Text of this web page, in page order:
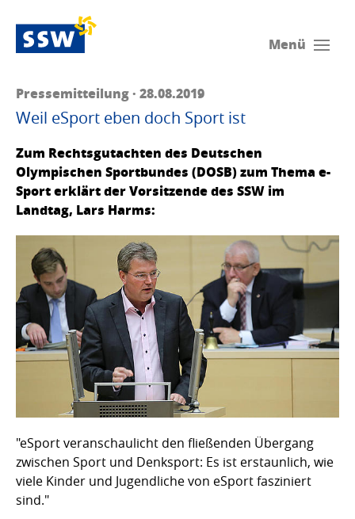
Menü
Pressemitteilung · 28.08.2019
Weil eSport eben doch Sport ist
Zum Rechtsgutachten des Deutschen
Olympischen Sportbundes (DOSB) zum Thema e-
Sport erklärt der Vorsitzende des SSW im
Landtag, Lars Harms:
"eSport veranschaulicht den fließenden Übergang
zwischen Sport und Denksport: Es ist erstaunlich, wie
viele Kinder und Jugendliche von eSport fasziniert
sind."